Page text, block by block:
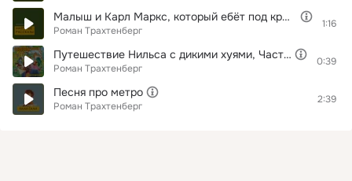
Малыш и Карл Маркс, который ебёт под крышей, пролог
Роман Трахтенберг
1:16
Путешествие Нильса с дикими хуями, Часть 11
Роман Трахтенберг
0:39
Песня про метро
Роман Трахтенберг
2:39